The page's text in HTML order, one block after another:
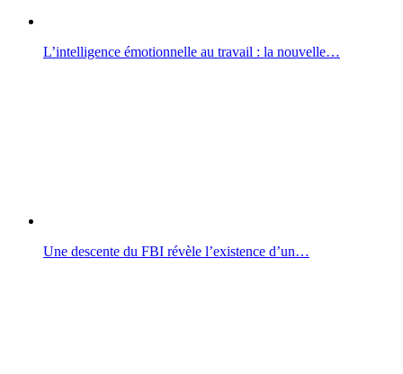
L’intelligence émotionnelle au travail : la nouvelle…
Une descente du FBI révèle l’existence d’un…